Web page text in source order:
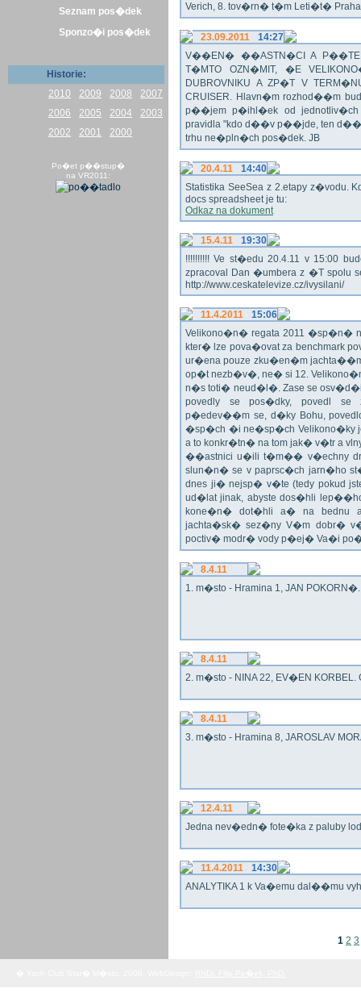
Seznam pos�dek
Sponzo�i pos�dek
Historie:
2010
2009 2008
2007
2006
2005 2004
2003
2002
2001 2000
Po�et p��stup�
na VR2011:
Verich, 8. tov�rn� t�m Leti�t� Praha
23.09.2011
14:27
V��EN� ��ASTN�CI A
T�MTO OZN�MIT, �E
DUBROVNIKU A ZP�T V
CRUISER. Hlavn�m rozhod��m
p��jem p�ihl�ek od
pravidla "kdo d��v p��jde, ten
trhu ne�pln�ch pos�dek. JB
20.4.11
14:40
Statistika SeeSea z 2.etapy z�vodu.
docs spreadsheet je tu:
Odkaz na dokument
15.4.11
19:30
!!!!!!!!!! Ve st�edu 20.4.11 v 15:00
zpracoval Dan �umbera z �T spolu
http://www.ceskatelevize.cz/ivysilani/
11.4.2011
15:06
Velikono�n� regata 2011 �sp�n�
kter� lze pova�ovat za benchmark
ur�ena pouze zku�en�m
op�t nezb�v�, ne� si 12.
n�s toti� neud�l�. Zase se
povedly se pos�dky, povedl
p�edev��m se, d�ky Bohu,
�sp�ch �i ne�sp�ch Velikono�ky
a to konkr�tn� na tom jak� v�tr a
��astnici u�ili t�m�� v�echny
slun�n� se v paprsc�ch jarn�ho
dnes ji� nejsp� v�te (tedy pokud
ud�lat jinak, abyste dos�hli
kone�n� dot�hli a� na bednu
jachta�sk� sez�ny V�m dobr�
poctiv� modr� vody p�ej� Va�i
8.4.11
1. m�sto - Hramina 1, JAN
8.4.11
2. m�sto - NINA 22, EV�EN KORBEL.
8.4.11
3. m�sto - Hramina 8, JAROSLAV
12.4.11
Jedna nev�edn� fote�ka z paluby
11.4.2011
14:30
ANALYTIKA 1 k Va�emu dal��mu
1 2 3